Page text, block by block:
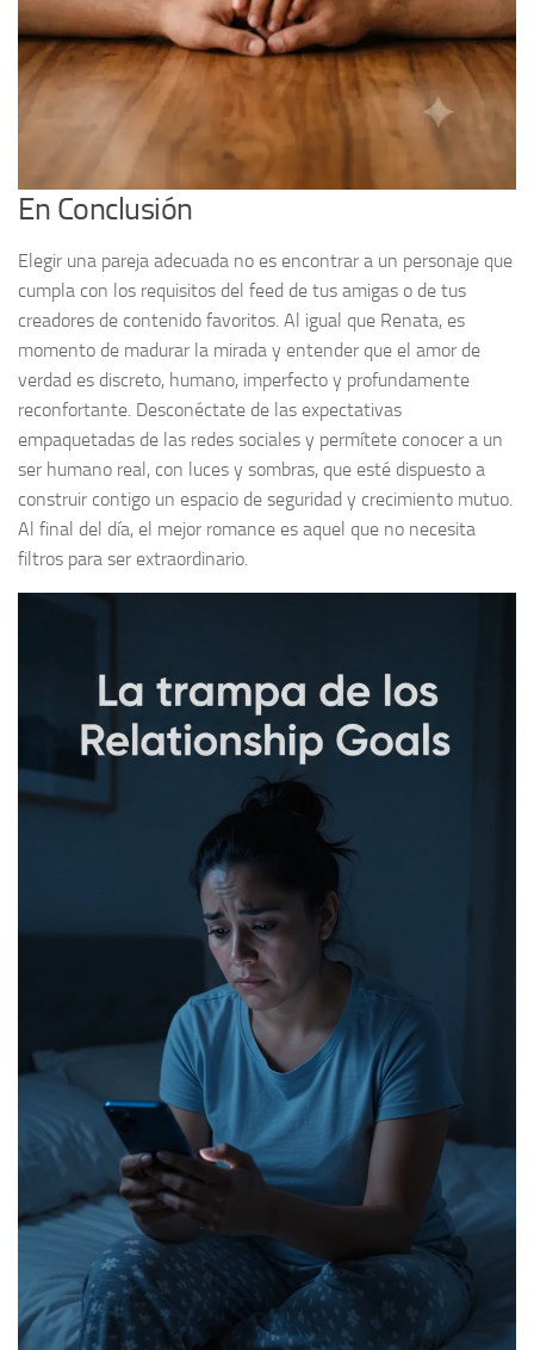
En Conclusión
Elegir una pareja adecuada no es encontrar a un personaje que
cumpla con los requisitos del feed de tus amigas o de tus
creadores de contenido favoritos. Al igual que Renata, es
momento de madurar la mirada y entender que el amor de
verdad es discreto, humano, imperfecto y profundamente
reconfortante. Desconéctate de las expectativas
empaquetadas de las redes sociales y permítete conocer a un
ser humano real, con luces y sombras, que esté dispuesto a
construir contigo un espacio de seguridad y crecimiento mutuo.
Al final del día, el mejor romance es aquel que no necesita
filtros para ser extraordinario.